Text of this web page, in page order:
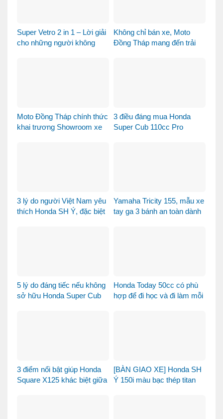
Super Vetro 2 in 1 – Lời giải
cho những người không
Không chỉ bán xe, Moto
Đồng Tháp mang đến trải
Moto Đồng Tháp chính thức
khai trương Showroom xe
3 điều đáng mua Honda
Super Cub 110cc Pro
3 lý do người Việt Nam yêu
thích Honda SH Ý, đặc biệt
Yamaha Tricity 155, mẫu xe
tay ga 3 bánh an toàn dành
5 lý do đáng tiếc nếu không
sở hữu Honda Super Cub
Honda Today 50cc có phù
hợp để đi học và đi làm mỗi
3 điểm nổi bật giúp Honda
Square X125 khác biệt giữa
[BÀN GIAO XE] Honda SH
Ý 150i màu bạc thép titan